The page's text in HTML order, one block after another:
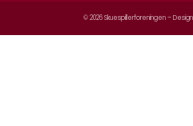
© 2026 Skuespillerforeningen –